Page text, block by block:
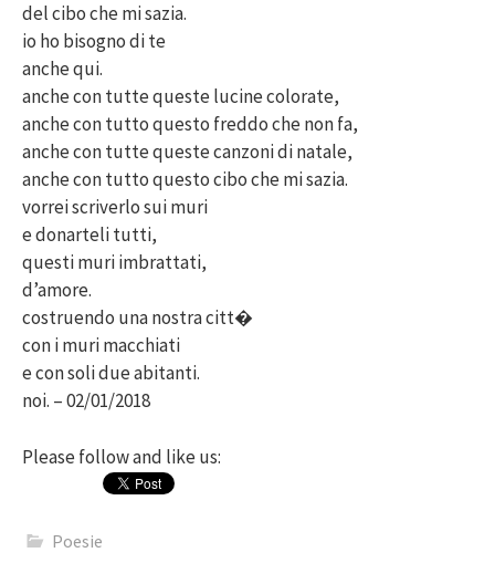
del cibo che mi sazia.
io ho bisogno di te
anche qui.
anche con tutte queste lucine colorate,
anche con tutto questo freddo che non fa,
anche con tutte queste canzoni di natale,
anche con tutto questo cibo che mi sazia.
vorrei scriverlo sui muri
e donarteli tutti,
questi muri imbrattati,
d’amore.
costruendo una nostra citt�
con i muri macchiati
e con soli due abitanti.
noi. – 02/01/2018
Please follow and like us:
Poesie